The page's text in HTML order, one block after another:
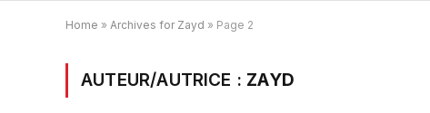
Home » Archives for Zayd » Page 2
AUTEUR/AUTRICE : ZAYD